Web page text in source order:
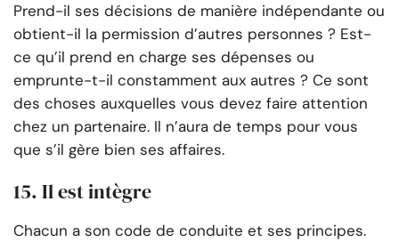
Prend-il ses décisions de manière indépendante ou
obtient-il la permission d’autres personnes ? Est-
ce qu’il prend en charge ses dépenses ou
emprunte-t-il constamment aux autres ? Ce sont
des choses auxquelles vous devez faire attention
chez un partenaire. Il n’aura de temps pour vous
que s’il gère bien ses affaires.
15. Il est intègre
Chacun a son code de conduite et ses principes.